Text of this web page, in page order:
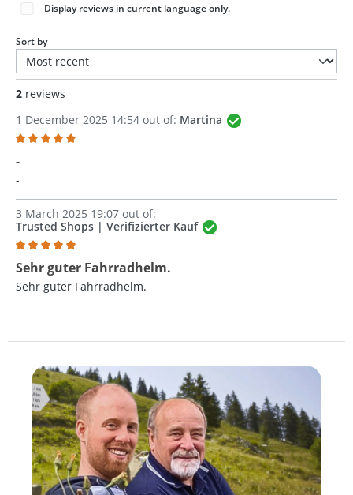
Display reviews in current language only.
Sort by
2 reviews
1 December 2025 14:54 out of: Martina
-
-
3 March 2025 19:07 out of:
Trusted Shops | Verifizierter Kauf
Review with rating of 5 out of 5 stars
Sehr guter Fahrradhelm.
Sehr guter Fahrradhelm.